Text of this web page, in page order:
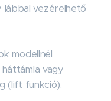
lábbal vezérelhető
modellnél
vagy
(lift funkció).